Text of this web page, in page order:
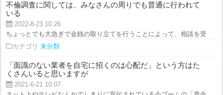
不倫調査に関しては、みなさんの周りでも普通に行われて
いる
2022-8-23 10:26
ちょっとでも大急ぎで金銭の取り立てを行うことによって、相談を受けた
カテゴリ 未分類
「面識のない業者を自宅に招くのは心配だ」という方はた
くさんいると思いますが
2021-6-21 10:07